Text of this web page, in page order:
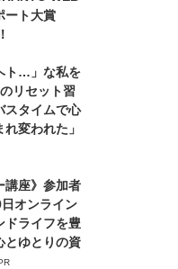
ート大賞
ト…」な私を
リセット習
スタイムで心
変われた」
講座》参加者
オンライン
ドライフを豊
とゆとりの資